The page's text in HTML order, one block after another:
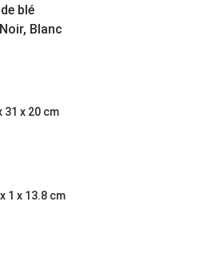
blé
Blanc
31 x 20 cm
1 x 13.8 cm